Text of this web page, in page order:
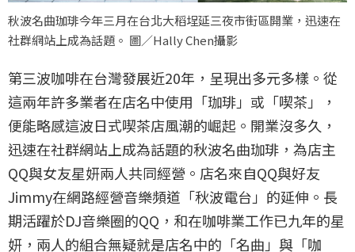
秋波名曲珈琲今年三月在台北大稻埕延三夜市街區開業，迅速在
社群網站上成為話題。 圖／Hally Chen攝影
第三波咖啡在台灣發展近20年，呈現出多元多樣。從
這兩年許多業者在店名中使用「珈琲」或「喫茶」，
便能略感這波日式喫茶店風潮的崛起。開業沒多久，
迅速在社群網站上成為話題的秋波名曲珈琲，為店主
QQ與女友星妍兩人共同經營。店名來自QQ與好友
Jimmy在網路經營音樂頻道「秋波電台」的延伸。長
期活躍於DJ音樂圈的QQ，和在咖啡業工作已九年的星
妍，兩人的組合無疑就是店名中的「名曲」與「咖